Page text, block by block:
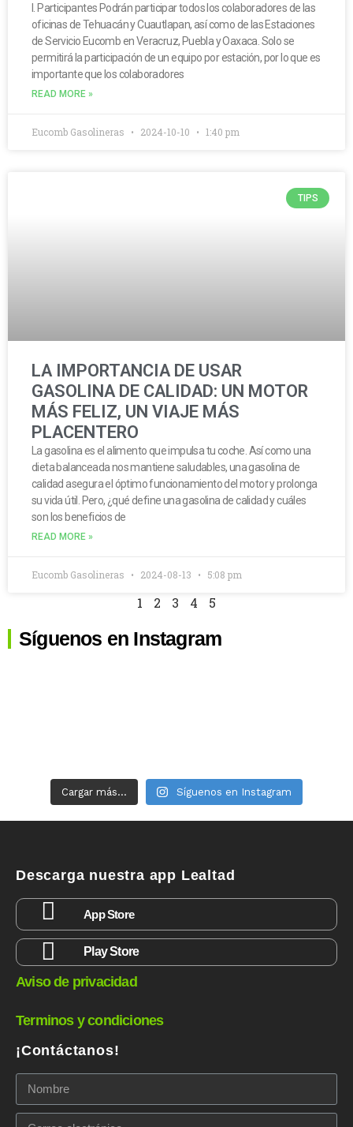
I. Participantes Podrán participar todos los colaboradores de las
oficinas de Tehuacán y Cuautlapan, así como de las Estaciones
de Servicio Eucomb en Veracruz, Puebla y Oaxaca. Solo se
permitirá la participación de un equipo por estación, por lo que es
importante que los colaboradores
READ MORE »
Eucomb Gasolineras 2024-10-10 1:40 pm
TIPS
LA IMPORTANCIA DE USAR
GASOLINA DE CALIDAD: UN MOTOR
MÁS FELIZ, UN VIAJE MÁS
PLACENTERO
La gasolina es el alimento que impulsa tu coche. Así como una
dieta balanceada nos mantiene saludables, una gasolina de
calidad asegura el óptimo funcionamiento del motor y prolonga
su vida útil. Pero, ¿qué define una gasolina de calidad y cuáles
son los beneficios de
READ MORE »
Eucomb Gasolineras 2024-08-13 5:08 pm
1 2 3 4 5
Síguenos en Instagram
Cargar más... Síguenos en Instagram
Descarga nuestra app Lealtad
App Store
Play Store
Aviso de privacidad
Terminos y condiciones
¡Contáctanos!